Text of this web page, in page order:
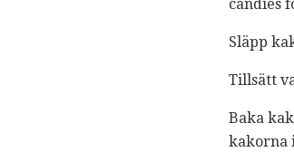
candies
Släpp
Tillsätt
Baka
kakorna